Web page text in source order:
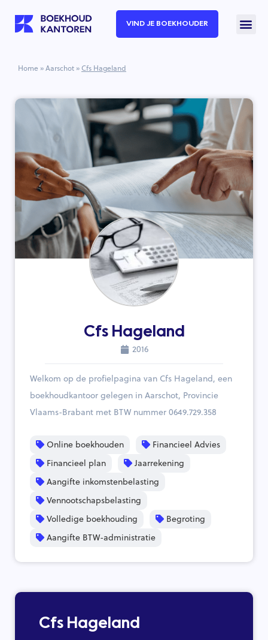
VIND JE BOEKHOUDER
Home »Aarschot »Cfs Hageland
Cfs Hageland
2016
Welkom op de profielpagina van Cfs Hageland, een
boekhoudkantoor gelegen in Aarschot, Provincie
Vlaams-Brabant met BTW nummer 0649.729.358
Online boekhouden
Financieel Advies
Financieel plan
Jaarrekening
Aangifte inkomstenbelasting
Vennootschapsbelasting
Volledige boekhouding
Begroting
Aangifte BTW-administratie
Cfs Hageland